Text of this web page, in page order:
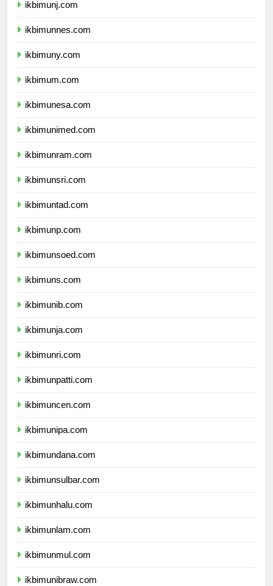
ikbimunj.com
ikbimunnes.com
ikbimuny.com
ikbimum.com
ikbimunesa.com
ikbimunimed.com
ikbimunram.com
ikbimunsri.com
ikbimuntad.com
ikbimunp.com
ikbimunsoed.com
ikbimuns.com
ikbimunib.com
ikbimunja.com
ikbimunri.com
ikbimunpatti.com
ikbimuncen.com
ikbimunipa.com
ikbimundana.com
ikbimunsulbar.com
ikbimunhalu.com
ikbimunlam.com
ikbimunmul.com
ikbimunibraw.com